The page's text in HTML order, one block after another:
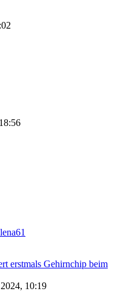
erstmals Gehirnchip beim
10:19